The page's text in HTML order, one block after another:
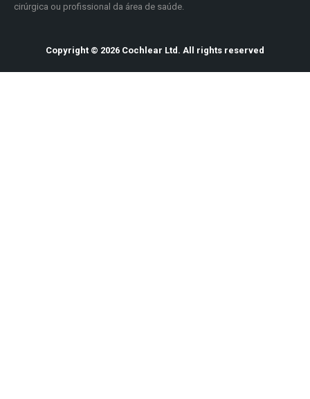
cirúrgica ou profissional da área de saúde.
Copyright © 2026 Cochlear Ltd. All rights reserved